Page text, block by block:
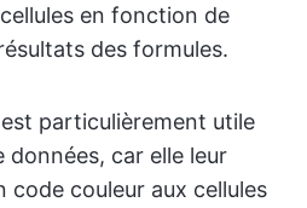
en fonction de
des formules.
particulièrement utile
données, car elle leur
couleur aux cellules